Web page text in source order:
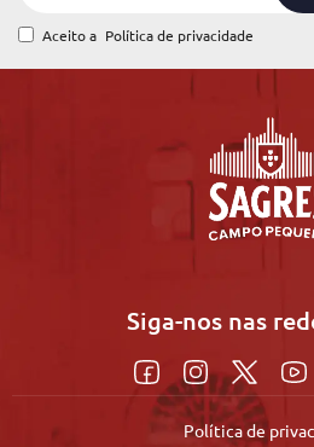
Aceito a Política de privacidade
Siga-nos nas
Política de